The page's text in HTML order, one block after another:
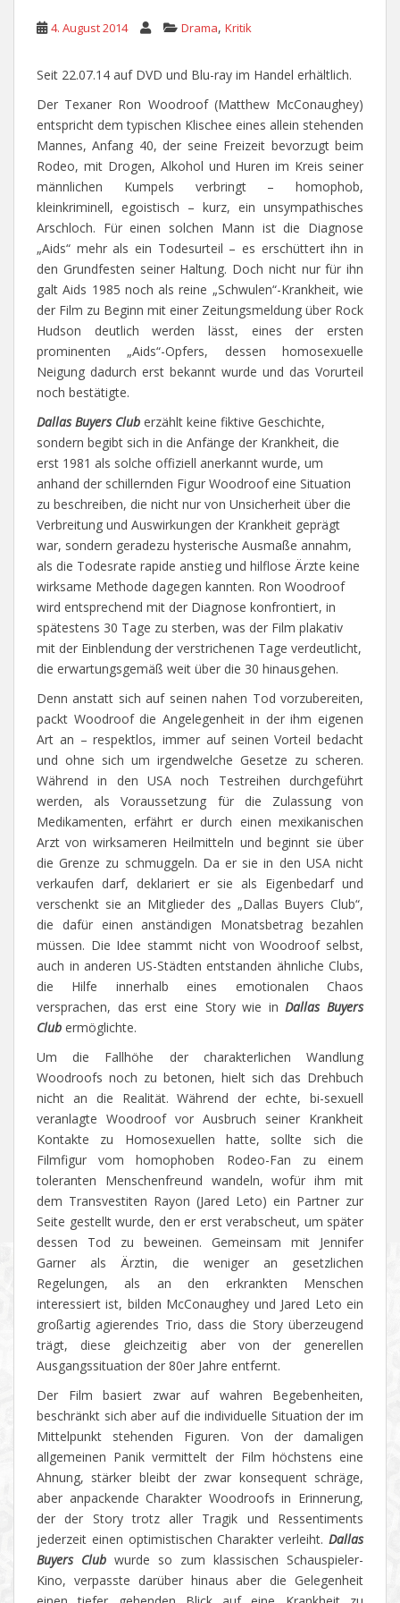
4. August 2014 Drama, Kritik
Seit 22.07.14 auf DVD und Blu-ray im Handel erhältlich.
Der Texaner Ron Woodroof (Matthew McConaughey)
entspricht dem typischen Klischee eines allein stehenden
Mannes, Anfang 40, der seine Freizeit bevorzugt beim
Rodeo, mit Drogen, Alkohol und Huren im Kreis seiner
männlichen Kumpels verbringt – homophob,
kleinkriminell, egoistisch – kurz, ein unsympathisches
Arschloch. Für einen solchen Mann ist die Diagnose
„Aids“ mehr als ein Todesurteil – es erschüttert ihn in
den Grundfesten seiner Haltung. Doch nicht nur für ihn
galt Aids 1985 noch als reine „Schwulen“-Krankheit, wie
der Film zu Beginn mit einer Zeitungsmeldung über Rock
Hudson deutlich werden lässt, eines der ersten
prominenten „Aids“-Opfers, dessen homosexuelle
Neigung dadurch erst bekannt wurde und das Vorurteil
noch bestätigte.
Dallas Buyers Club erzählt keine fiktive Geschichte,
sondern begibt sich in die Anfänge der Krankheit, die
erst 1981 als solche offiziell anerkannt wurde, um
anhand der schillernden Figur Woodroof eine Situation
zu beschreiben, die nicht nur von Unsicherheit über die
Verbreitung und Auswirkungen der Krankheit geprägt
war, sondern geradezu hysterische Ausmaße annahm,
als die Todesrate rapide anstieg und hilflose Ärzte keine
wirksame Methode dagegen kannten. Ron Woodroof
wird entsprechend mit der Diagnose konfrontiert, in
spätestens 30 Tage zu sterben, was der Film plakativ
mit der Einblendung der verstrichenen Tage verdeutlicht,
die erwartungsgemäß weit über die 30 hinausgehen.
Denn anstatt sich auf seinen nahen Tod vorzubereiten,
packt Woodroof die Angelegenheit in der ihm eigenen
Art an – respektlos, immer auf seinen Vorteil bedacht
und ohne sich um irgendwelche Gesetze zu scheren.
Während in den USA noch Testreihen durchgeführt
werden, als Voraussetzung für die Zulassung von
Medikamenten, erfährt er durch einen mexikanischen
Arzt von wirksameren Heilmitteln und beginnt sie über
die Grenze zu schmuggeln. Da er sie in den USA nicht
verkaufen darf, deklariert er sie als Eigenbedarf und
verschenkt sie an Mitglieder des „Dallas Buyers Club“,
die dafür einen anständigen Monatsbetrag bezahlen
müssen. Die Idee stammt nicht von Woodroof selbst,
auch in anderen US-Städten entstanden ähnliche Clubs,
die Hilfe innerhalb eines emotionalen Chaos
versprachen, das erst eine Story wie inDallas Buyers
Club ermöglichte.
Um die Fallhöhe der charakterlichen Wandlung
Woodroofs noch zu betonen, hielt sich das Drehbuch
nicht an die Realität. Während der echte, bi-sexuell
veranlagte Woodroof vor Ausbruch seiner Krankheit
Kontakte zu Homosexuellen hatte, sollte sich die
Filmfigur vom homophoben Rodeo-Fan zu einem
toleranten Menschenfreund wandeln, wofür ihm mit
dem Transvestiten Rayon (Jared Leto) ein Partner zur
Seite gestellt wurde, den er erst verabscheut, um später
dessen Tod zu beweinen. Gemeinsam mit Jennifer
Garner als Ärztin, die weniger an gesetzlichen
Regelungen, als an den erkrankten Menschen
interessiert ist, bilden McConaughey und Jared Leto ein
großartig agierendes Trio, dass die Story überzeugend
trägt, diese gleichzeitig aber von der generellen
Ausgangssituation der 80er Jahre entfernt.
Der Film basiert zwar auf wahren Begebenheiten,
beschränkt sich aber auf die individuelle Situation der im
Mittelpunkt stehenden Figuren. Von der damaligen
allgemeinen Panik vermittelt der Film höchstens eine
Ahnung, stärker bleibt der zwar konsequent schräge,
aber anpackende Charakter Woodroofs in Erinnerung,
der der Story trotz aller Tragik und Ressentiments
jederzeit einen optimistischen Charakter verleiht. Dallas
Buyers Club wurde so zum klassischen Schauspieler-
Kino, verpasste darüber hinaus aber die Gelegenheit